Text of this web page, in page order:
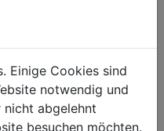
Einige Cookies sind
notwendig und
nicht abgelehnt
besuchen möchten.